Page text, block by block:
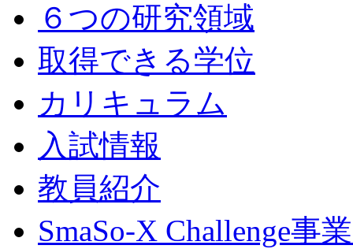
６つの研究領域
取得できる学位
カリキュラム
入試情報
教員紹介
SmaSo-X Challenge事